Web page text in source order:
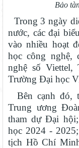
Bảo
Trong 3 ngày
nước, các đại
vào nhiều hoạt
học công nghệ,
nghệ số
Trường Đại học
Bên cạnh đó,
Trung ương
tham dự Đại
học 2024 -
tịch Hồ Chí